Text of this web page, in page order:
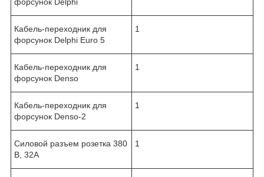
Кабель-переходник для
форсунок Delphi Euro 5
1
Кабель-переходник для
форсунок Denso
1
Кабель-переходник для
форсунок Denso-2
1
Силовой разъем розетка 380
В, 32А
1